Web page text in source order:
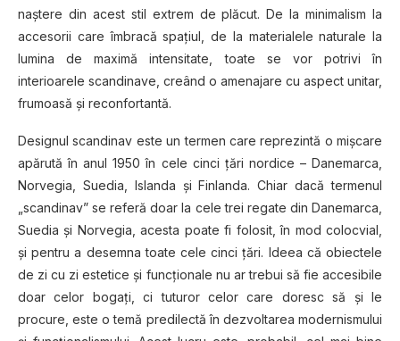
naştere din acest stil extrem de plăcut. De la minimalism la
accesorii care îmbracă spaţiul, de la materialele naturale la
lumina de maximă intensitate, toate se vor potrivi în
interioarele scandinave, creând o amenajare cu aspect unitar,
frumoasă şi reconfortantă.
Designul scandinav este un termen care reprezintă o mișcare
apărută în anul 1950 în cele cinci țări nordice – Danemarca,
Norvegia, Suedia, Islanda și Finlanda. Chiar dacă termenul
„scandinav” se referă doar la cele trei regate din Danemarca,
Suedia și Norvegia, acesta poate fi folosit, în mod colocvial,
şi pentru a desemna toate cele cinci țări. Ideea că obiectele
de zi cu zi estetice și funcționale nu ar trebui să fie accesibile
doar celor bogați, ci tuturor celor care doresc să şi le
procure, este o temă predilectă în dezvoltarea modernismului